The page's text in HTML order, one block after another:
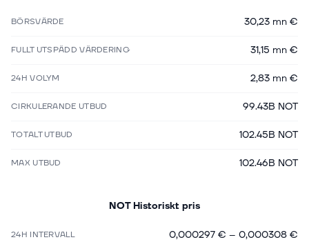
BÖRSVÄRDE 30,23 mn €
FULLT UTSPÄDD VÄRDERING 31,15 mn €
24H VOLYM 2,83 mn €
CIRKULERANDE UTBUD 99.43B NOT
TOTALT UTBUD 102.45B NOT
MAX UTBUD 102.46B NOT
NOT Historiskt pris
24H INTERVALL 0,000297 € – 0,000308 €